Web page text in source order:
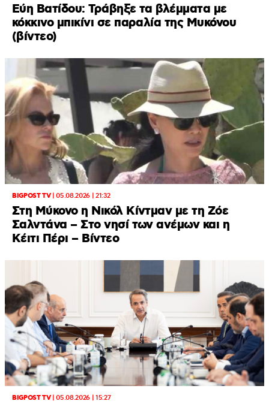
Εύη Βατίδου: Τράβηξε τα βλέμματα με
κόκκινο μπικίνι σε παραλία της Μυκόνου
(βίντεο)
BIGPOST TV|05.08.2026 | 21:32
Στη Μύκονο η Νικόλ Κίντμαν με τη Ζόε
Σαλντάνα – Στο νησί των ανέμων και η
Κέιτι Πέρι – Βίντεο
BIGPOST TV|05.08.2026 | 15:27